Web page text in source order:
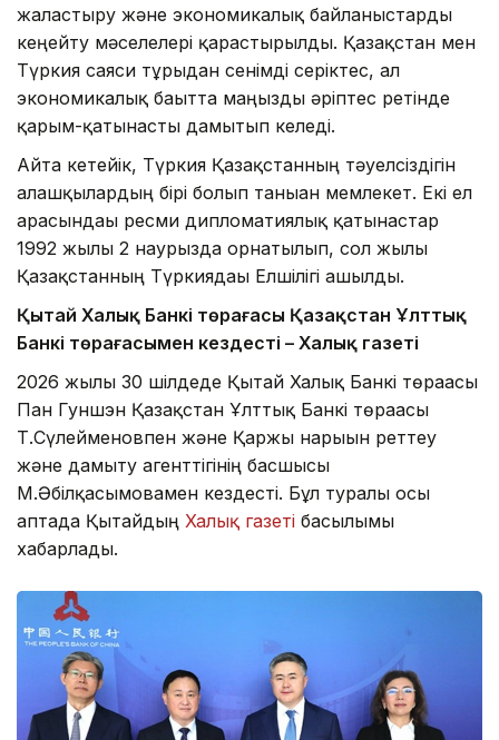
жалғастыру және экономикалық байланыстарды
кеңейту мәселелері қарастырылды. Қазақстан мен
Түркия саяси тұрғыдан сенімді серіктес, ал
экономикалық бағытта маңызды әріптес ретінде
қарым-қатынасты дамытып келеді.
Айта кетейік, Түркия Қазақстанның тәуелсіздігін
алғашқылардың бірі болып таныған мемлекет. Екі ел
арасындағы ресми дипломатиялық қатынастар
1992 жылғы 2 наурызда орнатылып, сол жылы
Қазақстанның Түркиядағы Елшілігі ашылды.
Қытай Халық Банкі төрағасы Қазақстан Ұлттық
Банкі төрағасымен кездесті – Халық газеті
2026 жылы 30 шілдеде Қытай Халық Банкі төрағасы
Пан Гуншэн Қазақстан Ұлттық Банкі төрағасы
Т.Сүлейменовпен және Қаржы нарығын реттеу
және дамыту агенттігінің басшысы
М.Әбілқасымовамен кездесті. Бұл туралы осы
аптада Қытайдың Халық газеті басылымы
хабарлады.